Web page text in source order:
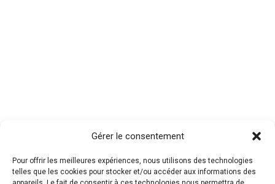
Gérer le consentement
Pour offrir les meilleures expériences, nous utilisons des technologies
telles que les cookies pour stocker et/ou accéder aux informations des